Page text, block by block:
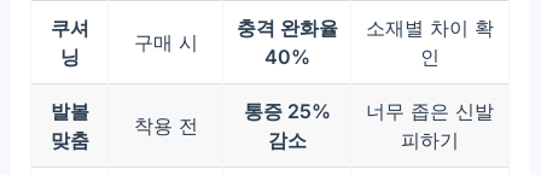
쿠셔
닝
구매 시
충격 완화율
40%
소재별 차이 확
인
발볼
맞춤
착용 전
통증 25%
감소
너무 좁은 신발
피하기